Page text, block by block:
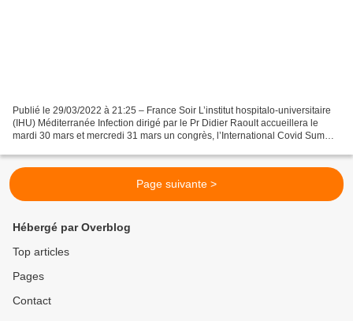
Publié le 29/03/2022 à 21:25 – France Soir L’institut hospitalo-universitaire
(IHU) Méditerranée Infection dirigé par le Pr Didier Raoult accueillera le
mardi 30 mars et mercredi 31 mars un congrès, l’International Covid Summit
Page suivante >
Hébergé par Overblog
Top articles
Pages
Contact